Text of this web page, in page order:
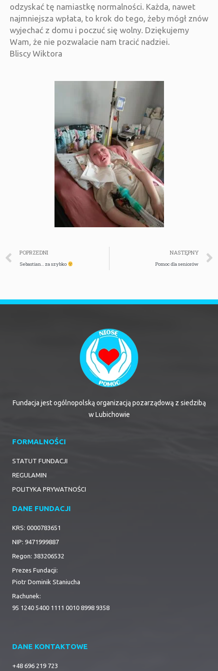
odzyskać tę namiastkę normalności. Każda, nawet
najmniejsza wpłata, to krok do tego, żeby mógł znów
wyjechać z domu i poczuć się wolny. Dziękujemy
Wam, że nie pozwalacie nam tracić nadziei.
Bliscy Wiktora
POPRZEDNI
Sebastian… za szybko
NASTĘPNY
Pomoc dla seniorów
Fundacja jest ogólnopolską organizacją pozarządową z siedzibą
w Lubichowie
FORMALNOŚCI
STATUT FUNDACJI
REGULAMIN
POLITYKA PRYWATNOŚCI
DANE FUNDACJI
KRS: 0000783651
NIP: 9471999887
Regon: 383206532
Prezes Fundacji:
Piotr Dominik Staniucha
Rachunek:
95 1240 5400 1111 0010 8998 9358
DANE KONTAKTOWE
+48 696 219 723